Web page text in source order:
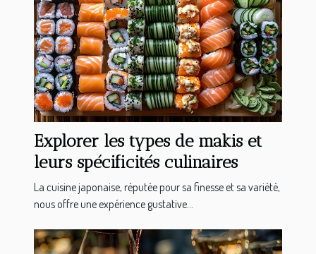
Explorer les types de makis et
leurs spécificités culinaires
La cuisine japonaise, réputée pour sa finesse et sa variété,
nous offre une expérience gustative...